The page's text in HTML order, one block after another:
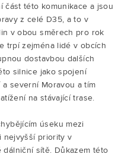
část této komunikace a jsou
z celé D35, a to v
v obou směrech pro rok
trpí zejména lidé v obcích
dostavbou dalších
silnice jako spojení
severní Moravou a tím
na stávající trase.
úseku mezi
nejvyšší priority v
sítě. Důkazem této